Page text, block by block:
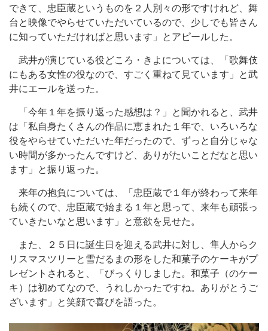
できて、忠臣蔵というものを２人別々の形ですけれど、舞
台と映像でやらせていただいているので、少しでも皆さん
に知っていただければと思います」とアピールした。
武井が演じている役どころ・きよについては、「歌舞伎
にもある女性の役なので、すごく重ねて見ています」と武
井にエールを送った。
「今年１年を振り返った感想は？」と聞かれると、武井
は「私自身たくさんの作品に恵まれた１年で、いろいろな
役をやらせていただいた年だったので、ずっと自分じゃな
い時間が多かったんですけど、ありがたいことだなと思い
ます」と振り返った。
来年の抱負については、「忠臣蔵で１年が終わって来年
も続くので、忠臣蔵で始まる１年と思って、来年も頑張っ
ていきたいなと思います」と意欲を見せた。
また、２５日に誕生日を迎える武井に対し、隼人からク
リスマスツリーと雪だるまの形をした和菓子のケーキがプ
レゼントされると、「びっくりしました。和菓子（のケー
キ）は初めてなので、うれしかったですね。ありがとうご
ざいます」と笑顔で喜びを語った。